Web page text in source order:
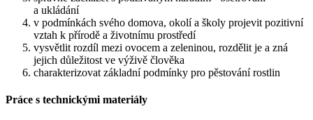
a ukládání
v podmínkách svého domova, okolí a školy projevit pozitivní
vztah k přírodě a životnímu prostředí
vysvětlit rozdíl mezi ovocem a zeleninou, rozdělit je a zná
jejich důležitost ve výživě člověka
charakterizovat základní podmínky pro pěstování rostlin
Práce s technickými materiály